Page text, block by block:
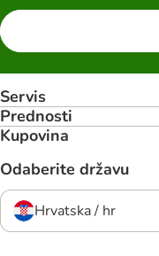
Servis
Prednosti
Kupovina
Odaberite državu
Hrvatska / hr